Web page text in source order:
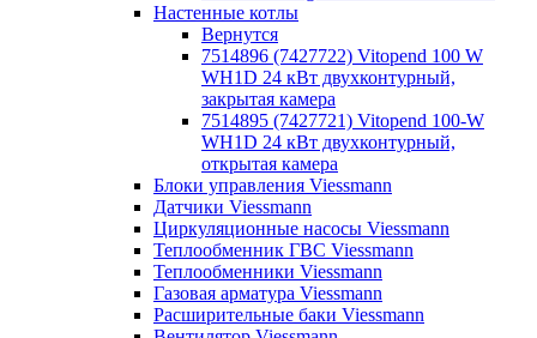
Настенные котлы
Вернутся
7514896 (7427722) Vitopend 100 W
WH1D 24 кВт двухконтурный,
закрытая камера
7514895 (7427721) Vitopend 100-W
WH1D 24 кВт двухконтурный,
открытая камера
Блоки управления Viessmann
Датчики Viessmann
Циркуляционные насосы Viessmann
Теплообменник ГВС Viessmann
Теплообменники Viessmann
Газовая арматура Viessmann
Расширительные баки Viessmann